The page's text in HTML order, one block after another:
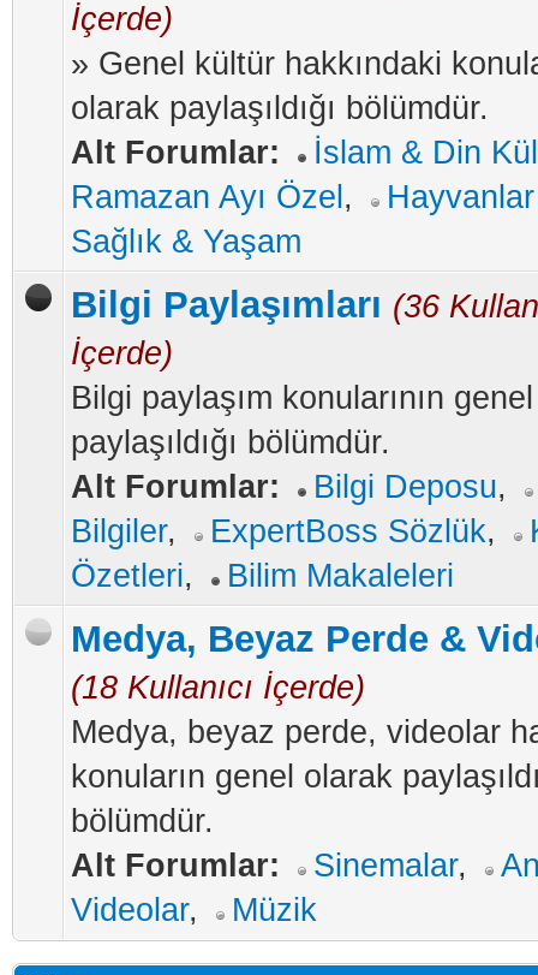
İçerde)
» Genel kültür hakkındaki
olarak paylaşıldığı bölümdür.
Alt Forumlar:
İslam & Din
Ramazan Ayı Özel ,
Sağlık & Yaşam
Bilgi Paylaşımları (36
İçerde)
Bilgi paylaşım konularının
paylaşıldığı bölümdür.
Alt Forumlar:
Bilgi Deposu,
Bilgiler, ExpertBoss Sözlük,
Özetleri, Bilim Makaleleri
Medya, Beyaz Perde &
(18 Kullanıcı İçerde)
Medya, beyaz perde, videolar
konuların genel olarak
bölümdür.
Alt Forumlar:
Sinemalar,
Videolar, Müzik